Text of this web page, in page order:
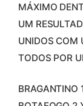
MÁXIMO
UM
UNIDOS COM
TODOS POR
BRAGANTINO